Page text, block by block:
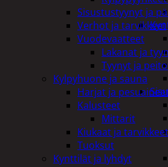
Sisustustyynyt ja
Verhot ja tarvikkeet
Vuodevaatteet
Lakanat ja
Tyynyt ja
Kylpyhuone ja sauna
Harjat ja
Kalusteet
Mittarit
Kiukaat ja tarvikkeet
Tuoksut
Kynttilät ja lyhdyt